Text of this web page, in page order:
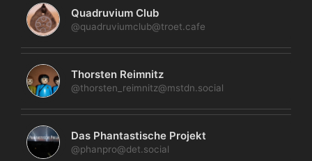
Quadruvium Club
@quadruviumclub@troet.cafe
Thorsten Reimnitz
@thorsten_reimnitz@mstdn.social
Das Phantastische Projekt
@phanpro@det.social